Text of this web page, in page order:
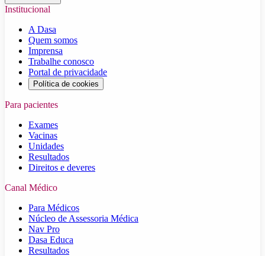
Institucional
A Dasa
Quem somos
Imprensa
Trabalhe conosco
Portal de privacidade
Política de cookies
Para pacientes
Exames
Vacinas
Unidades
Resultados
Direitos e deveres
Canal Médico
Para Médicos
Núcleo de Assessoria Médica
Nav Pro
Dasa Educa
Resultados